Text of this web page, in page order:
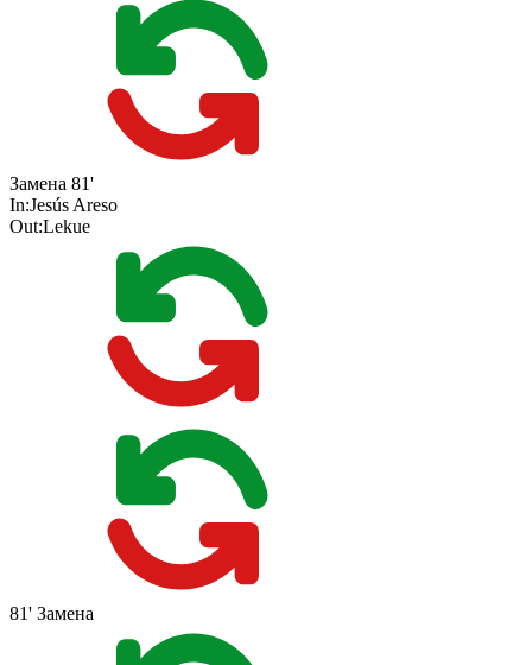
Замена 81'
In:Jesús Areso
Out:Lekue
81' Замена